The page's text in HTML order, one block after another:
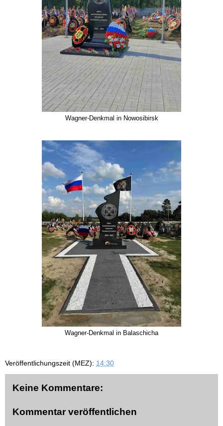
Wagner-Denkmal in Nowosibirsk
Wagner-Denkmal in Balaschicha
Veröffentlichungszeit (MEZ): 14:30
Keine Kommentare:
Kommentar veröffentlichen